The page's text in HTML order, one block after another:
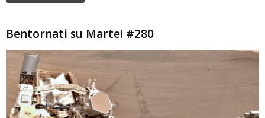
Bentornati su Marte! #280